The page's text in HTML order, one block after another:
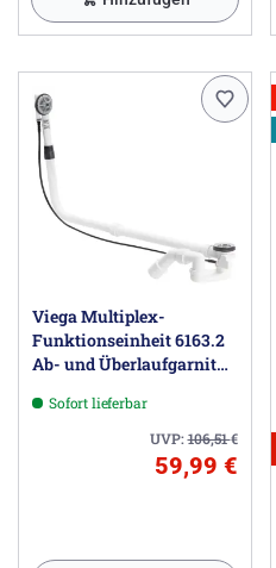
Viega Multiplex-
Funktionseinheit 6163.2
Ab- und Überlaufgarnitur
Sofort lieferbar
UVP:106,51€
59,99 €